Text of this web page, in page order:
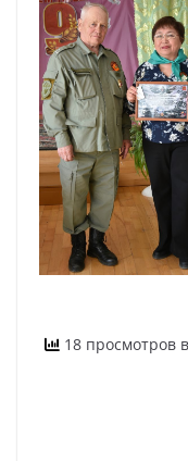
18 просмотров